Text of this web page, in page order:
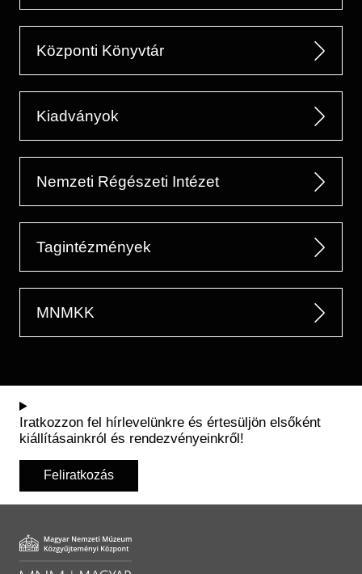
Központi Könyvtár
Kiadványok
Nemzeti Régészeti Intézet
Tagintézmények
MNMKK
Iratkozzon fel hírlevelünkre és értesüljön elsőként
kiállításainkról és rendezvényeinkről!
Feliratkozás